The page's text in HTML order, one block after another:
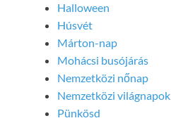
Halloween
Húsvét
Márton-nap
Mohácsi busójárás
Nemzetközi nőnap
Nemzetközi világnapok
Pünkösd